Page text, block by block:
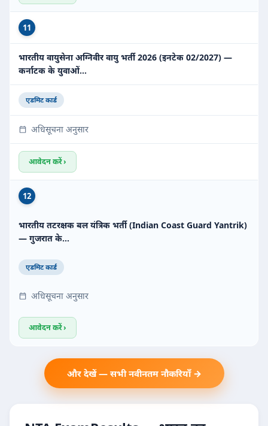
11
भारतीय वायुसेना अग्निवीर वायु भर्ती 2026 (इनटेक 02/2027) —
कर्नाटक के युवाओं…
एडमिट कार्ड
अधिसूचना अनुसार
आवेदन करें ›
12
भारतीय तटरक्षक बल यंत्रिक भर्ती (Indian Coast Guard Yantrik)
— गुजरात के…
एडमिट कार्ड
अधिसूचना अनुसार
आवेदन करें ›
और देखें — सभी नवीनतम नौकरियाँ →